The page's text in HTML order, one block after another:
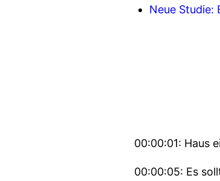
Neue Studie:
00:00:01: Haus
00:00:05: Es